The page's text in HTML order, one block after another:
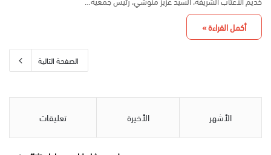
أكمل القراءة »
الصفحة التالية
الأشهر الأخيرة تعليقات